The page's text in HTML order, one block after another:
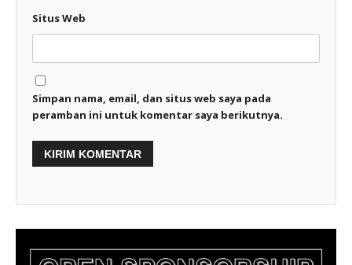
Situs Web
Simpan nama, email, dan situs web saya pada
peramban ini untuk komentar saya berikutnya.